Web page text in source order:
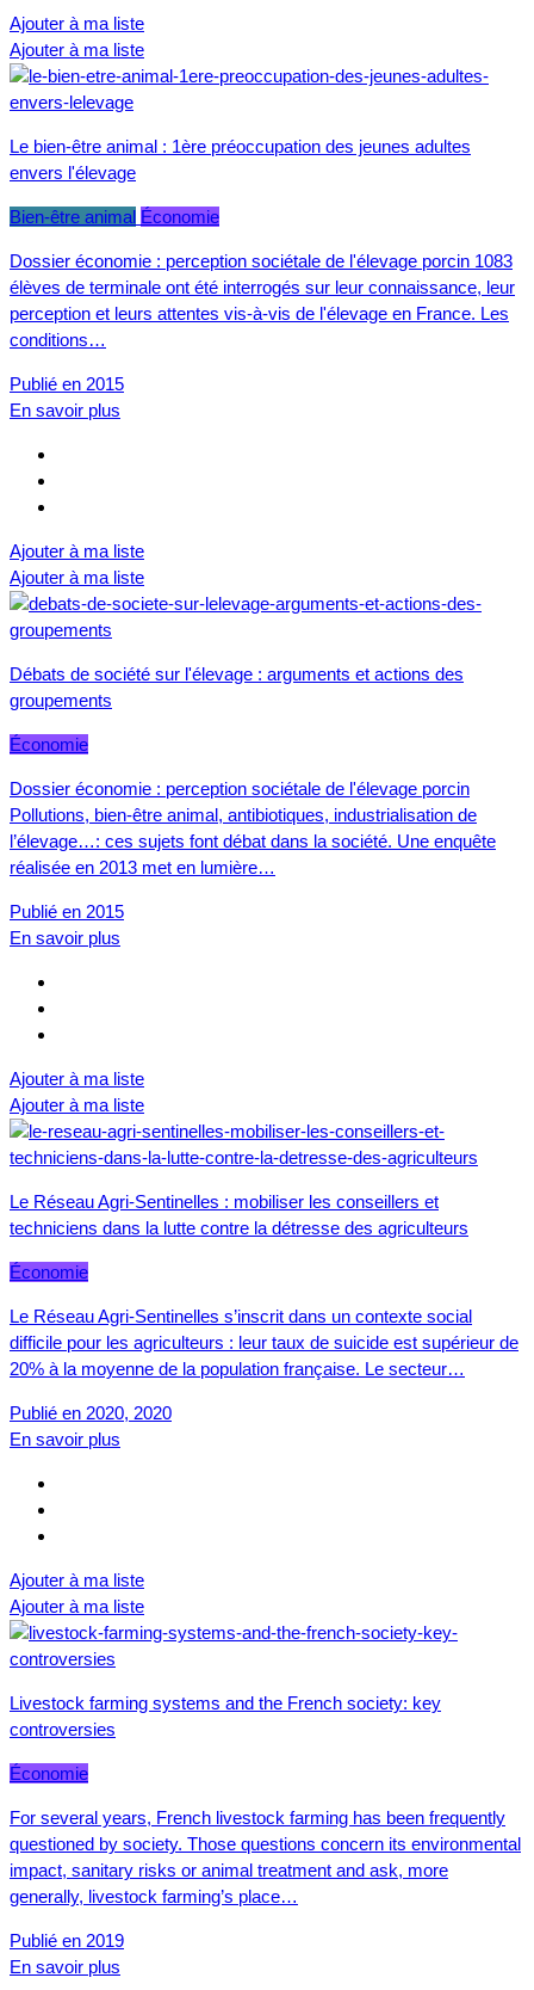
Ajouter à ma liste
Ajouter à ma liste
Le bien-être animal : 1ère préoccupation des jeunes adultes
envers l'élevage
Bien-être animal Économie
Dossier économie : perception sociétale de l'élevage porcin 1083
élèves de terminale ont été interrogés sur leur connaissance, leur
perception et leurs attentes vis-à-vis de l'élevage en France. Les
conditions…
Publié en 2015
En savoir plus
Ajouter à ma liste
Ajouter à ma liste
Débats de société sur l'élevage : arguments et actions des
groupements
Économie
Dossier économie : perception sociétale de l'élevage porcin
Pollutions, bien-être animal, antibiotiques, industrialisation de
l’élevage…: ces sujets font débat dans la société. Une enquête
réalisée en 2013 met en lumière…
Publié en 2015
En savoir plus
Ajouter à ma liste
Ajouter à ma liste
Le Réseau Agri-Sentinelles : mobiliser les conseillers et
techniciens dans la lutte contre la détresse des agriculteurs
Économie
Le Réseau Agri-Sentinelles s’inscrit dans un contexte social
difficile pour les agriculteurs : leur taux de suicide est supérieur de
20% à la moyenne de la population française. Le secteur…
Publié en 2020, 2020
En savoir plus
Ajouter à ma liste
Ajouter à ma liste
Livestock farming systems and the French society: key
controversies
Économie
For several years, French livestock farming has been frequently
questioned by society. Those questions concern its environmental
impact, sanitary risks or animal treatment and ask, more
generally, livestock farming’s place…
Publié en 2019
En savoir plus